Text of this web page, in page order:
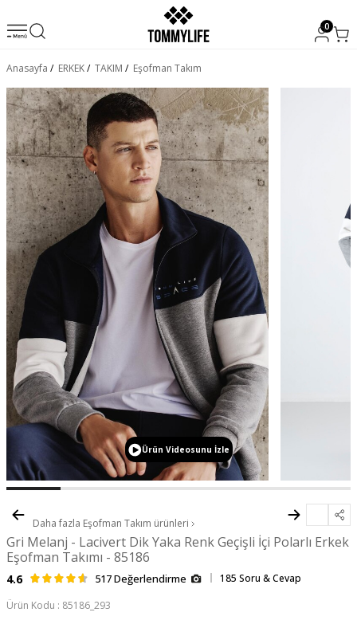
0
Anasayfa / ERKEK/ TAKIM / Eşofman Takım
Ürün Videosunu İzle
Daha fazla Eşofman Takım ürünleri
Gri Melanj - Lacivert Dik Yaka Renk Geçişli İçi Polarlı Erkek
Eşofman Takımı - 85186
4.6 517 Değerlendirme
185 Soru & Cevap
Ürün Kodu : 85186_293